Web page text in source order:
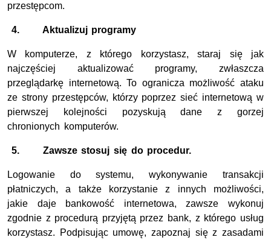
przestępcom.
4. Aktualizuj programy
W komputerze, z którego korzystasz, staraj się jak
najczęściej aktualizować programy, zwłaszcza
przeglądarkę internetową. To ogranicza możliwość ataku
ze strony przestępców, którzy poprzez sieć internetową w
pierwszej kolejności pozyskują dane z gorzej
chronionych komputerów.
5. Zawsze stosuj się do procedur.
Logowanie do systemu, wykonywanie transakcji
płatniczych, a także korzystanie z innych możliwości,
jakie daje bankowość internetowa, zawsze wykonuj
zgodnie z procedurą przyjętą przez bank, z którego usług
korzystasz. Podpisując umowę, zapoznaj się z zasadami